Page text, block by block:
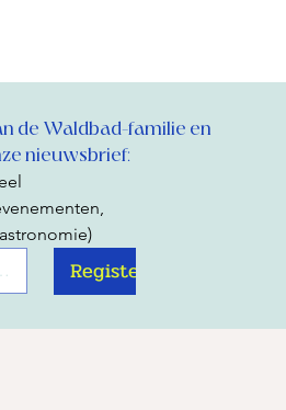
de Waldbad-familie en
nieuwsbrief:
Register